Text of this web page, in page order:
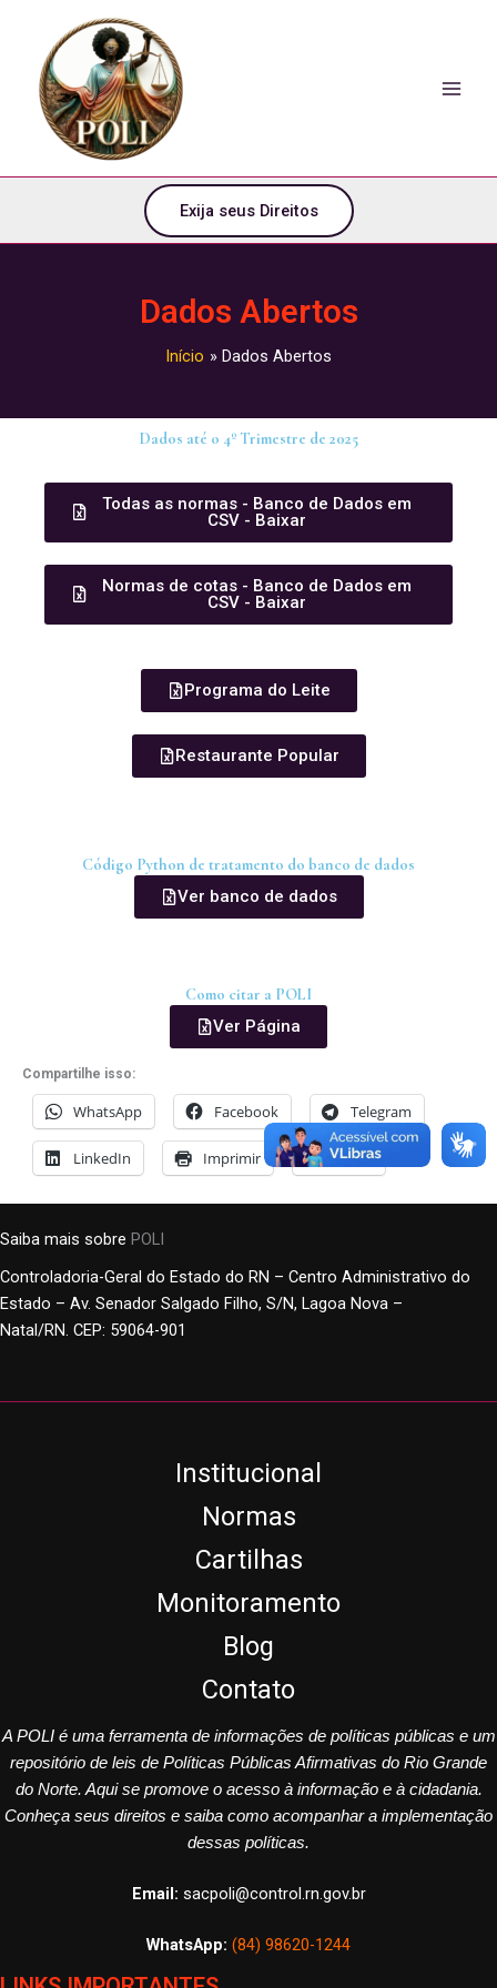
conteúdo
conteúdo
Exija seus Direitos
Dados Abertos
Início Dados Abertos
Dados até o 4º Trimestre de 2025
Todas as normas - Banco de Dados em
CSV - Baixar
Normas de cotas - Banco de Dados em
CSV - Baixar
Programa do Leite
Restaurante Popular
Código Python de tratamento do banco de dados
Ver banco de dados
Como citar a POLI
Ver Página
Compartilhe isso:
WhatsApp Facebook Telegram
LinkedIn Imprimir E-mail
Saiba mais sobre POLI
Controladoria-Geral do Estado do RN – Centro Administrativo do
Estado – Av. Senador Salgado Filho, S/N, Lagoa Nova –
Natal/RN. CEP: 59064-901
Institucional
Normas
Cartilhas
Monitoramento
Blog
Contato
A POLI é uma ferramenta de informações de políticas públicas e um
repositório de leis de Políticas Públicas Afirmativas do Rio Grande
do Norte. Aqui se promove o acesso à informação e à cidadania.
Conheça seus direitos e saiba como acompanhar a implementação
dessas políticas.
Email: sacpoli@control.rn.gov.br
WhatsApp: (84) 98620-1244